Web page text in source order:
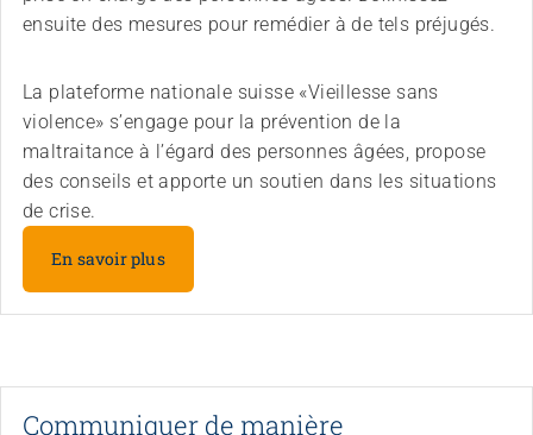
ensuite des mesures pour remédier à de tels préjugés.
La plateforme nationale suisse «Vieillesse sans
violence» s’engage pour la prévention de la
maltraitance à l’égard des personnes âgées, propose
des conseils et apporte un soutien dans les situations
de crise.
En savoir plus
Communiquer de manière